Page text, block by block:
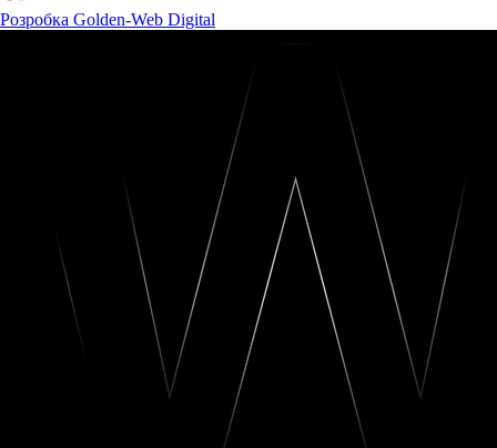
Розробка Golden-Web Digital